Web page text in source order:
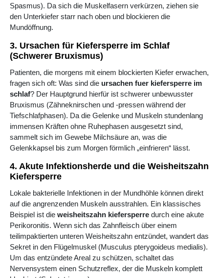
Spasmus). Da sich die Muskelfasern verkürzen, ziehen sie
den Unterkiefer starr nach oben und blockieren die
Mundöffnung.
3. Ursachen für Kiefersperre im Schlaf
(Schwerer Bruxismus)
Patienten, die morgens mit einem blockierten Kiefer erwachen,
fragen sich oft: Was sind die ursachen fuer kiefersperre im
schlaf? Der Hauptgrund hierfür ist schwerer unbewusster
Bruxismus (Zähneknirschen und -pressen während der
Tiefschlafphasen). Da die Gelenke und Muskeln stundenlang
immensen Kräften ohne Ruhephasen ausgesetzt sind,
sammelt sich im Gewebe Milchsäure an, was die
Gelenkkapsel bis zum Morgen förmlich „einfrieren“ lässt.
4. Akute Infektionsherde und die Weisheitszahn
Kiefersperre
Lokale bakterielle Infektionen in der Mundhöhle können direkt
auf die angrenzenden Muskeln ausstrahlen. Ein klassisches
Beispiel ist die weisheitszahn kiefersperre durch eine akute
Perikoronitis. Wenn sich das Zahnfleisch über einem
teilimpaktierten unteren Weisheitszahn entzündet, wandert das
Sekret in den Flügelmuskel (Musculus pterygoideus medialis).
Um das entzündete Areal zu schützen, schaltet das
Nervensystem einen Schutzreflex, der die Muskeln komplett